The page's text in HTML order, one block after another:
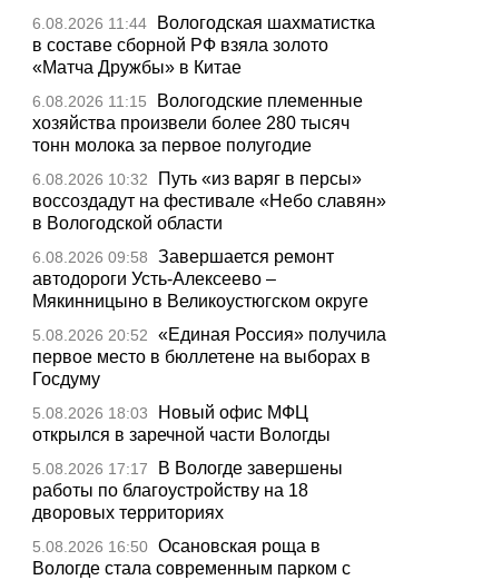
6.08.2026 11:44
Вологодская шахматистка
в составе сборной РФ взяла золото
«Матча Дружбы» в Китае
6.08.2026 11:15
Вологодские племенные
хозяйства произвели более 280 тысяч
тонн молока за первое полугодие
6.08.2026 10:32
Путь «из варяг в персы»
воссоздадут на фестивале «Небо славян»
в Вологодской области
6.08.2026 09:58
Завершается ремонт
автодороги Усть-Алексеево –
Мякинницыно в Великоустюгском округе
5.08.2026 20:52
«Единая Россия» получила
первое место в бюллетене на выборах в
Госдуму
5.08.2026 18:03
Новый офис МФЦ
открылся в заречной части Вологды
5.08.2026 17:17
В Вологде завершены
работы по благоустройству на 18
дворовых территориях
5.08.2026 16:50 Осановская роща в
Вологде стала современным парком с